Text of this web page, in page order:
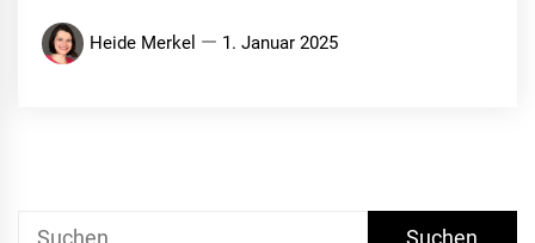
Heide Merkel 1. Januar 2025
Suchen